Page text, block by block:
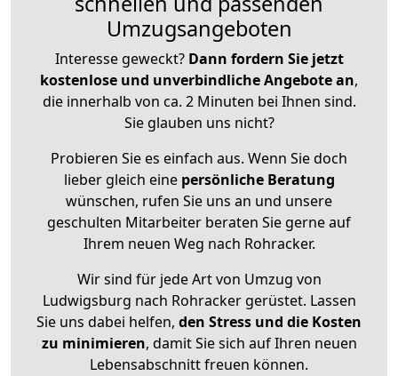
Umzugsangeboten
Interesse geweckt? Dann fordern Sie jetzt
kostenlose und unverbindliche Angebote an,
die innerhalb von ca. 2 Minuten bei Ihnen sind.
Sie glauben uns nicht?
Probieren Sie es einfach aus. Wenn Sie doch
lieber gleich eine persönliche Beratung
wünschen, rufen Sie uns an und unsere
geschulten Mitarbeiter beraten Sie gerne auf
Ihrem neuen Weg nach Rohracker.
Wir sind für jede Art von Umzug von
Ludwigsburg nach Rohracker gerüstet. Lassen
Sie uns dabei helfen, den Stress und die Kosten
zu minimieren, damit Sie sich auf Ihren neuen
Lebensabschnitt freuen können.